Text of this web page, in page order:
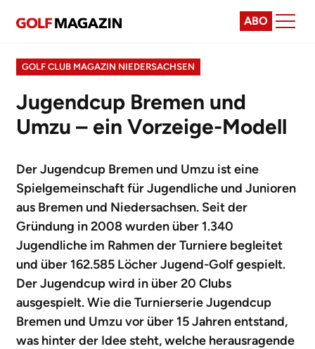
ABO
GOLF CLUB MAGAZIN NIEDERSACHSEN
Jugendcup Bremen und
Umzu – ein Vorzeige-Modell
Der Jugendcup Bremen und Umzu ist eine
Spielgemeinschaft für Jugendliche und Junioren
aus Bremen und Niedersachsen. Seit der
Gründung in 2008 wurden über 1.340
Jugendliche im Rahmen der Turniere begleitet
und über 162.585 Löcher Jugend-Golf gespielt.
Der Jugendcup wird in über 20 Clubs
ausgespielt. Wie die Turnierserie Jugendcup
Bremen und Umzu vor über 15 Jahren entstand,
was hinter der Idee steht, welche herausragende